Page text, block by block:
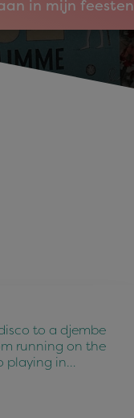
in mijn feesten
to a djembe
running on the
playing in…